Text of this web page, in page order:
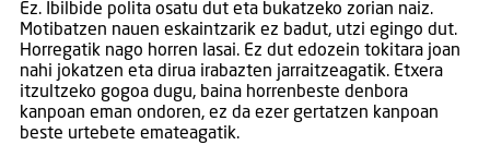
Ez. Ibilbide polita osatu dut eta bukatzeko zorian naiz.
Motibatzen nauen eskaintzarik ez badut, utzi egingo dut.
Horregatik nago horren lasai. Ez dut edozein tokitara joan
nahi jokatzen eta dirua irabazten jarraitzeagatik. Etxera
itzultzeko gogoa dugu, baina horrenbeste denbora
kanpoan eman ondoren, ez da ezer gertatzen kanpoan
beste urtebete emateagatik.